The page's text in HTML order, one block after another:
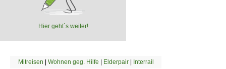
Hier geht´s weiter!
Mitreisen | Wohnen geg. Hilfe | Elderpair| Interrail